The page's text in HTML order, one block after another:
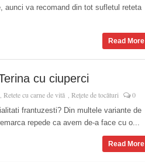
aunci va recomand din tot sufletul reteta
Read More
cu ciuperci
, Retete cu carne de vită , Rețete de tocături 0
frantuzesti? Din multele variante de
repede ca avem de-a face cu o...
Read More